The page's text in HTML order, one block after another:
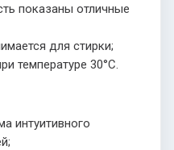
показаны отличные
для стирки;
температуре 30°С.
интуитивного